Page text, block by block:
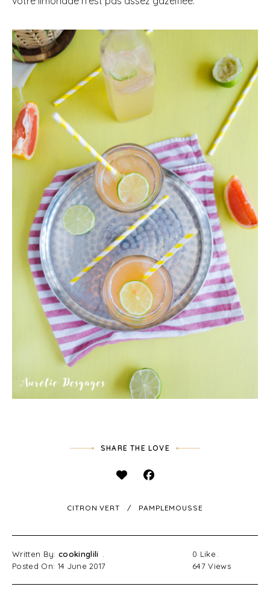
SHARE THE LOVE
CITRON VERT PAMPLEMOUSSE
Written By: cookinglili
Posted On: 14 June 2017
0 Like
647 Views